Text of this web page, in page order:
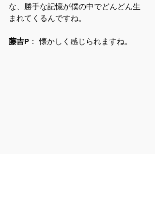
な、勝手な記憶が僕の中でどんどん生
まれてくるんですね。
藤吉P ： 懐かしく感じられますね。